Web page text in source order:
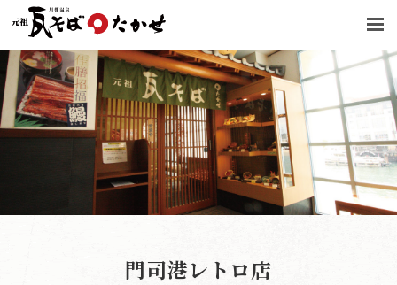
門司港レトロ店